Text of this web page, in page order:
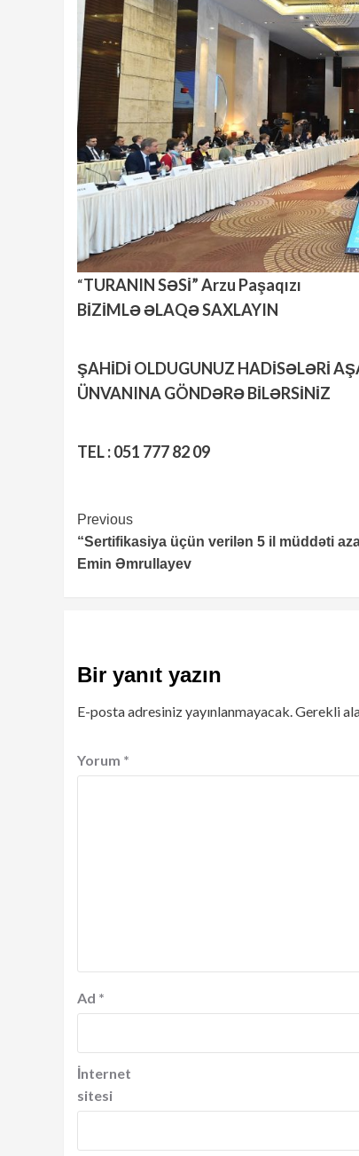
“TURANIN SƏSİ” Arzu Paşaqızı
BİZİMLƏ ƏLAQƏ SAXLAYIN
ŞAHİDİ OLDUGUNUZ HADİSƏLƏRİ
ÜNVANINA GÖNDƏRƏ BİLƏRSİNİZ
TEL : 051 777 82 09
Continue
Reading
Previous
“Sertifikasiya üçün verilən 5 il müddəti
Emin Əmrullayev
Bir yanıt yazın
E-posta adresiniz yayınlanmayacak.Gerekli
Yorum *
Ad *
İnternet
sitesi